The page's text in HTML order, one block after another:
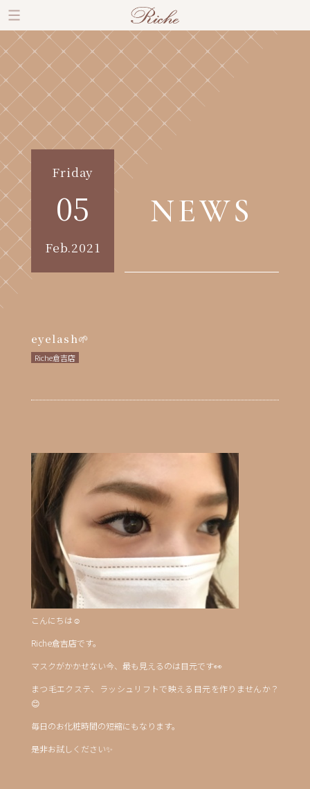
Friday
05
Feb.2021
NEWS
eyelash🌱
Riche倉吉店
こんにちは☺︎
Riche倉吉店です。
マスクがかかせない今、最も見えるのは目元です👀
まつ毛エクステ、ラッシュリフトで映える目元を作りませんか？
😊
毎日のお化粧時間の短縮にもなります。
是非お試しください✨